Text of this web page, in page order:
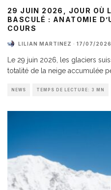
29 JUIN 2026, JOUR OÙ
BASCULÉ : ANATOMIE
COURS
LILIAN MARTINEZ · 17/07/2026
Le 29 juin 2026, les glaciers
totalité de la neige accumulée
NEWS TEMPS DE LECTURE: 3 MN